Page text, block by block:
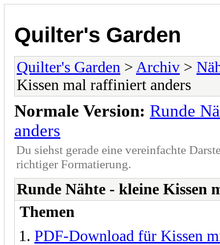
Quilter's Garden
Quilter's Garden > Archiv >
Kissen mal raffiniert anders
Normale Version: Runde
anders
Du siehst gerade eine vereinfachte
richtiger Formatierung.
Runde Nähte - kleine Kissen
Themen
PDF-Download für Kissen